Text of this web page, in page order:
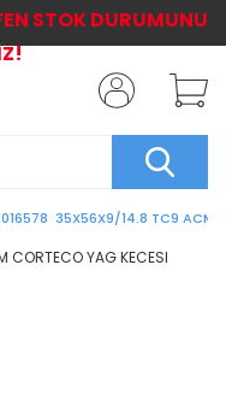
35X56X9/14.8 TC9 ACM
STOK DURUMUNU